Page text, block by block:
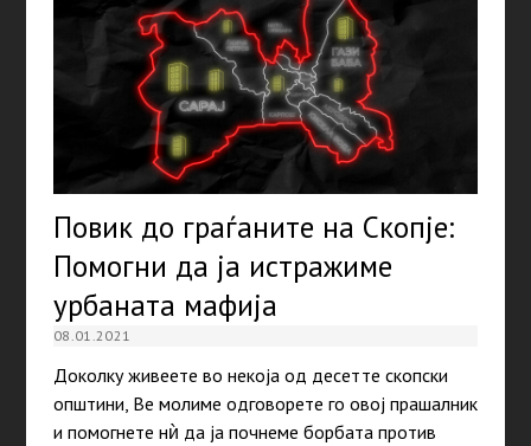
Повик до граѓаните на Скопје:
Помогни да ја истражиме
урбаната мафија
08.01.2021
Доколку живеете во некоја од десетте скопски
општини, Ве молиме одговорете го овој прашалник
и помогнете нѝ да ја почнеме борбата против